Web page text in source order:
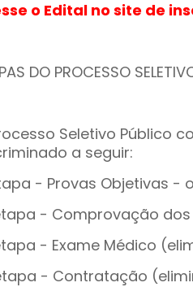
o Edital no site de
DO PROCESSO
Seletivo Público
a seguir:
- Provas Objetivas
- Comprovação
- Exame Médico
- Contratação